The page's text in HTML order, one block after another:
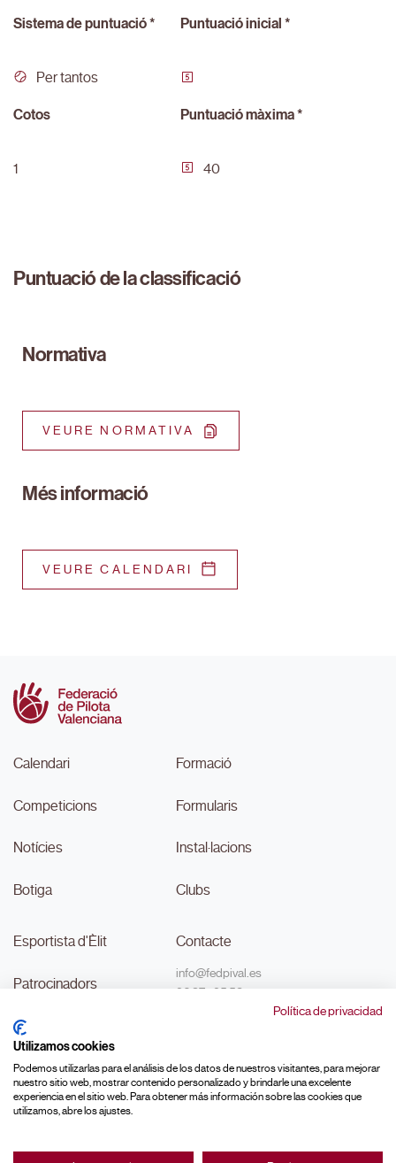
Política de privacidad
Utilizamos cookies
Podemos utilizarlas para el análisis de los datos de nuestros visitantes, para mejorar
nuestro sitio web, mostrar contenido personalizado y brindarle una excelente
experiencia en el sitio web. Para obtener más información sobre las cookies que
utilizamos, abre los ajustes.
Sistema de puntuació *
Per tantos
Puntuació inicial *
Cotos
1
Puntuació màxima *
40
Puntuació de la classificació
Normativa
VEURE NORMATIVA
Més informació
VEURE CALENDARI
Calendari
Competicions
Notícies
Botiga
Formació
Formularis
Instal·lacions
Clubs
Esportista d'Èlit
Patrocinadors
Transparència
#MouLaPilota
Contacte
info@fedpival.es
96 374 95 58
C/Marqués de Sant Joan nº 32,
Made with ♥ by